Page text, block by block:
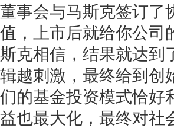
董事会与马斯克签订了
值，上市后就给你公司
斯克相信，结果就达到
辑越刺激，最终给到创
们的基金投资模式恰好
益也最大化，最终对社